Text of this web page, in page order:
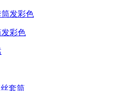
彩色